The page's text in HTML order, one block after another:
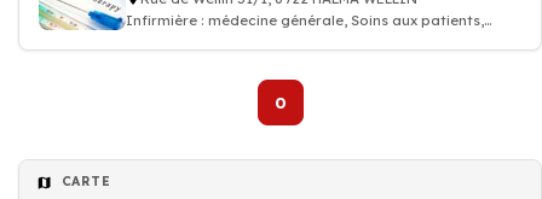
Infirmière : médecine générale, Soins aux patients,
0
CARTE